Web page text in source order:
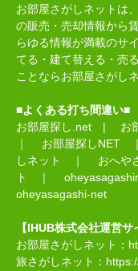
お部屋さがしネットは
の販売・売却情報から
らゆる情報が満載のサ
てる・建て替える・売
ことならお部屋さがし
■よくある打ち間違い■
お部屋探し.net | お
｜ お部屋探しNET
しネット
｜ おへや
ト
｜
oheyasagashi-net
【IHUB株式会社運営サ
お部屋さがしネット：
旅さがしネット：